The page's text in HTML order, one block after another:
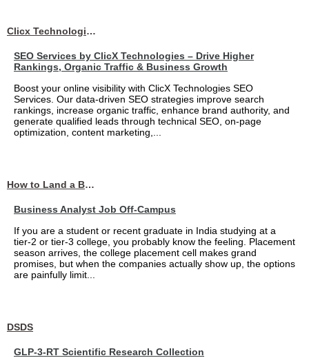
Clicx Technologies
SEO Services by ClicX Technologies – Drive Higher
Rankings, Organic Traffic & Business Growth
Boost your online visibility with ClicX Technologies SEO
Services. Our data-driven SEO strategies improve search
rankings, increase organic traffic, enhance brand authority, and
generate qualified leads through technical SEO, on-page
optimization, content marketing,...
How to Land a Business Analyst Job Off-Campus When Your College Has Zero Tech Connections
Business Analyst Job Off-Campus
If you are a student or recent graduate in India studying at a
tier-2 or tier-3 college, you probably know the feeling. Placement
season arrives, the college placement cell makes grand
promises, but when the companies actually show up, the options
are painfully limit...
DSDS
GLP-3-RT Scientific Research Collection